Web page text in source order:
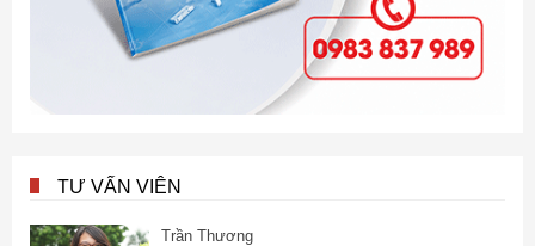
TƯ VẤN VIÊN
Trần Thương